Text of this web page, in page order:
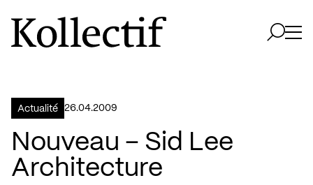
Aller à la page d'accueil
Logo Kollectif
Actualité 26.04.2009
Nouveau – Sid Lee
Architecture